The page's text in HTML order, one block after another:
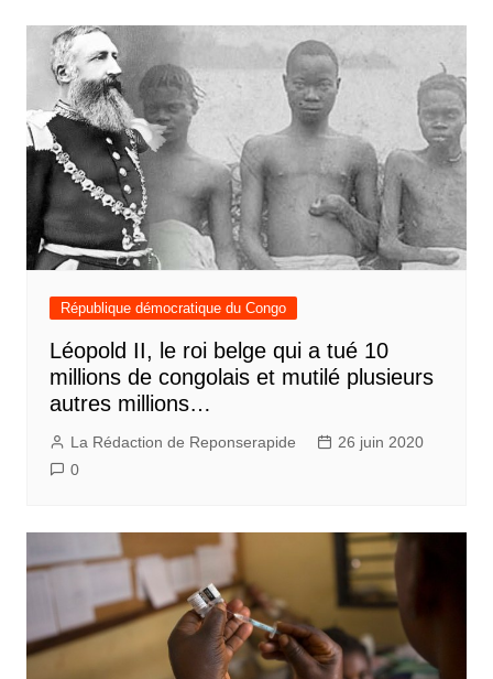
République démocratique du Congo
Léopold II, le roi belge qui a tué 10
millions de congolais et mutilé plusieurs
autres millions…
La Rédaction de Reponserapide
26 juin 2020
0